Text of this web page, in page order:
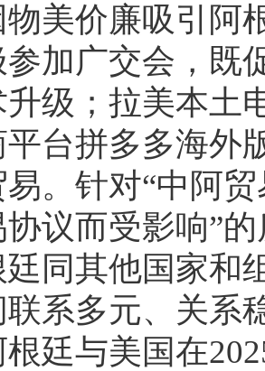
美价廉吸引阿
加广交会，既
级；拉美本土
平台拼多多海外
。针对“中阿
协议而受影响”
廷同其他国家和
联系多元、关系
根廷与美国在